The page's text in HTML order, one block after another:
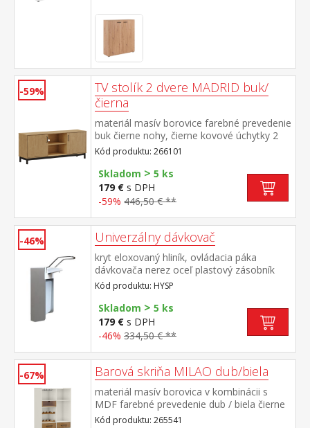
-59%
TV stolík 2 dvere MADRID buk/
čierna
materiál masív borovice farebné prevedenie
buk čierne nohy, čierne kovové úchytky 2
police, 2 malé dvierka
Kód produktu: 266101
Skladom > 5 ks
179 € s DPH
-59% 446,50 € **
-46% Univerzálny dávkovač
kryt eloxovaný hliník, ovládacia páka
dávkovača nerez oceľ plastový zásobník
1000 ml na tekuté dezinfekčné, umývacie
alebo ošetrujúce prostriedky
sterilizovateľný, pre montáž na stenu alebo
na stojan HYST
Kód produktu: HYSP
Skladom > 5 ks
179 € s DPH
-46% 334,50 € **
-67% Barová skriňa MILAO dub/biela
materiál masív borovica v kombinácii s
MDF farebné prevedenie dub / biela čierne
kovové úchytky 1 dvierka, 2 zásuvky s
Kód produktu: 265541